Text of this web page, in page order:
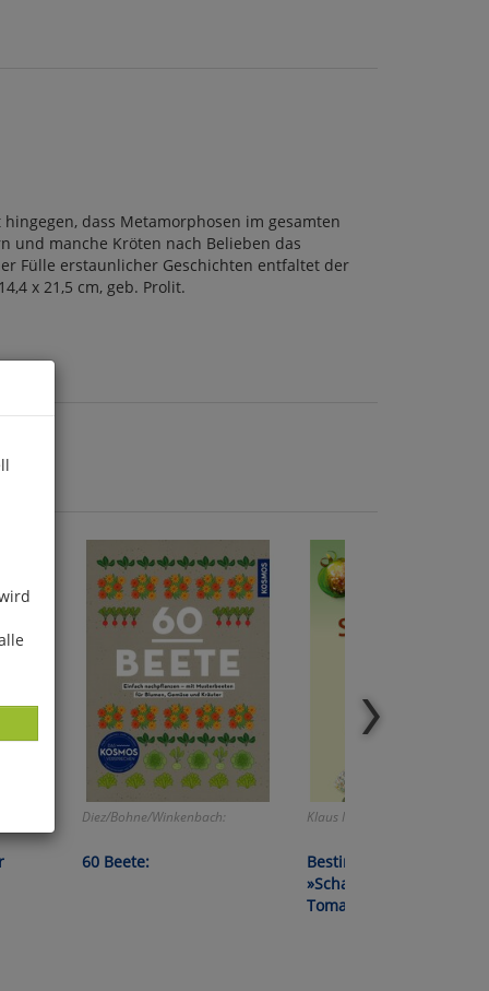
dass Metamorphosen im gesamten
und manche Kröten nach Belieben das
Fülle erstaunlicher Geschichten entfaltet der
x 21,5 cm, geb. Prolit.
Diez/Bohne/Winkenbach:
60 Beete:
Klaus Margraf:
Bestimmungskarte
»Schadbilder an
Tomaten«